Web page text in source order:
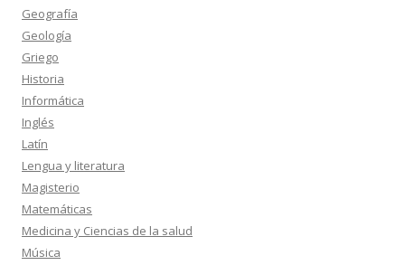
Geografía
Geología
Griego
Historia
Informática
Inglés
Latín
Lengua y literatura
Magisterio
Matemáticas
Medicina y Ciencias de la salud
Música